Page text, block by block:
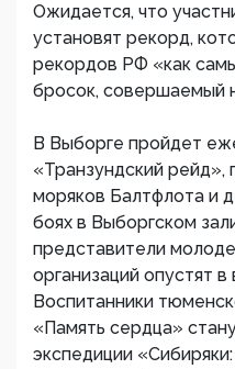
Ожидается, что
установят рекорд,
рекордов РФ «как
бросок, совершаемый
В Выборге пройдет
«Транзундский
моряков Балтфлота и
боях в Выборгском
представители
организаций опустят
Воспитанники
«Память сердца»
экспедиции